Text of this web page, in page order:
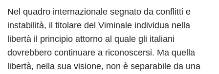
Nel quadro internazionale segnato da conflitti e
instabilità, il titolare del Viminale individua nella
libertà il principio attorno al quale gli italiani
dovrebbero continuare a riconoscersi. Ma quella
libertà, nella sua visione, non è separabile da una